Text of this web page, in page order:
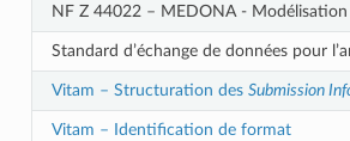
NF Z 44022 – MEDONA - Modélisation
Standard d’échange de données pour
Vitam – Structuration des Submission
Vitam – Identification de format